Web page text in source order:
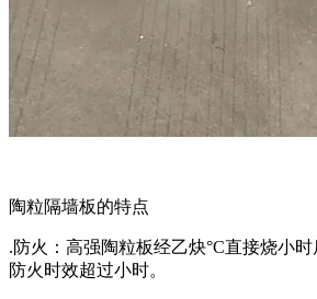
陶粒隔墙板的特点
.防火：高强陶粒板经乙炔°C直接烧小时
防火时效超过小时。